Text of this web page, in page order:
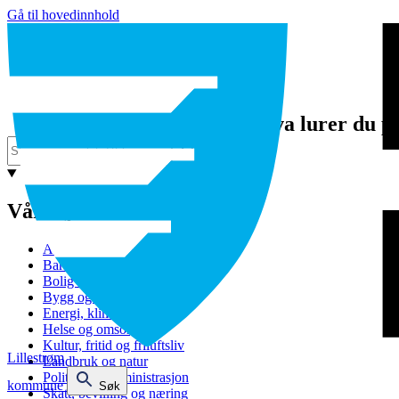
Gå til hovedinnhold
Lillestrøm
kommune
Søk
Hva lurer du
Våre tjenester
Avfall og gjenvinning
Barnehage
Bolig og sosiale tjenester
Bygg og eiendom
Energi, klima og miljø
Helse og omsorg
Kultur, fritid og friluftsliv
Landbruk og natur
Politikk og administrasjon
Skatt, bevilling og næring